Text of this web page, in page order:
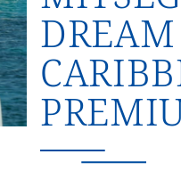
Suche
nach:
DREAM